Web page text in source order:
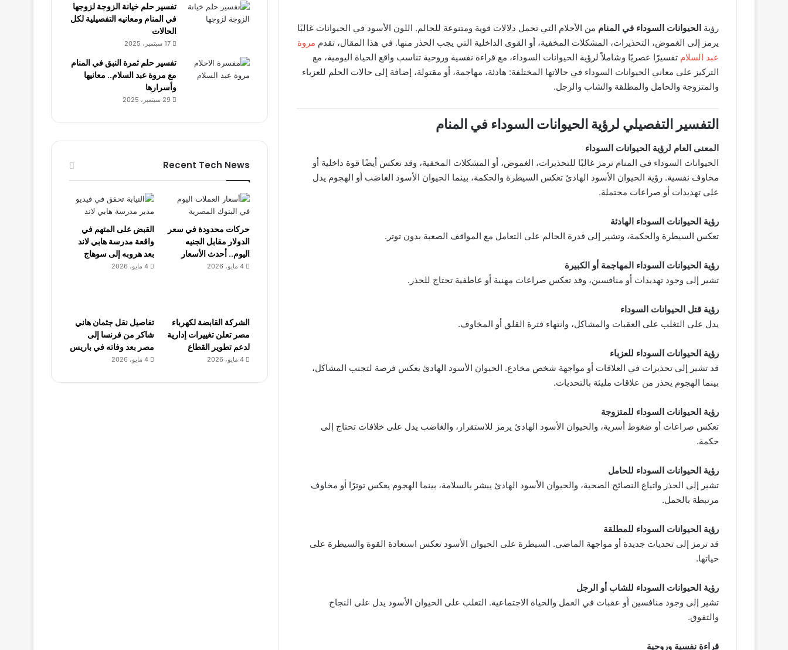
رؤية الحيوانات السوداء في المنام من الأحلام التي تحمل دلالات قوية ومتنوعة للحالم. اللون الأسود في الحيوانات غالبًا
يرمز إلى الغموض، التحذيرات، المشكلات المخفية، أو القوى الداخلية التي يجب الحذر منها. في هذا المقال، تقدم مروة
عبد السلام تفسيرًا عصريًا وشاملاً لرؤية الحيوانات السوداء، مع قراءة نفسية وروحية تناسب واقع الحياة اليومية، مع
التركيز على معاني الحيوانات السوداء في حالاتها المختلفة: هادئة، مهاجمة، أو مقتولة، إضافة إلى حالات الحلم للعزباء
والمتزوجة والحامل والمطلقة والشاب والرجل.
التفسير التفصيلي لرؤية الحيوانات السوداء في المنام
المعنى العام لرؤية الحيوانات السوداء
الحيوانات السوداء في المنام ترمز غالبًا للتحذيرات، الغموض، أو المشكلات المخفية، وقد تعكس أيضًا قوة داخلية أو
مخاوف نفسية. رؤية الحيوان الأسود الهادئ تعكس السيطرة والحكمة، بينما الحيوان الأسود الغاضب أو الهجوم يدل
على تهديدات أو صراعات محتملة.
رؤية الحيوانات السوداء الهادئة
تعكس السيطرة والحكمة، وتشير إلى قدرة الحالم على التعامل مع المواقف الصعبة بدون توتر.
رؤية الحيوانات السوداء المهاجمة أو الكبيرة
تشير إلى وجود تهديدات أو منافسين، وقد تعكس صراعات مهنية أو عاطفية تحتاج للحذر.
رؤية قتل الحيوانات السوداء
يدل على التغلب على العقبات والمشاكل، وانتهاء فترة القلق أو المخاوف.
رؤية الحيوانات السوداء للعزباء
قد تشير إلى تحذيرات في العلاقات أو مواجهة شخص مخادع. الحيوان الأسود الهادئ يعكس فرصة لتجنب المشاكل،
بينما الهجوم يحذر من علاقات مليئة بالتحديات.
رؤية الحيوانات السوداء للمتزوجة
تعكس صراعات أو ضغوط أسرية، والحيوان الأسود الهادئ يرمز للاستقرار، والغاضب يدل على خلافات تحتاج إلى
حكمة.
رؤية الحيوانات السوداء للحامل
تشير إلى الحذر واتباع النصائح الصحية، والحيوان الأسود الهادئ يبشر بالسلامة، بينما الهجوم يعكس توترًا أو مخاوف
مرتبطة بالحمل.
رؤية الحيوانات السوداء للمطلقة
قد ترمز إلى تحديات جديدة أو مواجهة الماضي. السيطرة على الحيوان الأسود تعكس استعادة القوة والسيطرة على
حياتها.
رؤية الحيوانات السوداء للشاب أو الرجل
تشير إلى وجود منافسين أو عقبات في العمل والحياة الاجتماعية. التغلب على الحيوان الأسود يدل على النجاح
والتفوق.
قراءة نفسية وروحية
تفسير حلم خيانة الزوجة لزوجها
في المنام ومعانيه التفصيلية لكل
الحالات
17 سبتمبر، 2025
تفسير حلم ثمرة النبق في المنام
مع مروة عبد السلام.. معانيها
وأسرارها
29 سبتمبر، 2025
Recent Tech News
حركات محدودة في سعر
الدولار مقابل الجنيه
اليوم.. أحدث الأسعار
4 مايو، 2026
القبض على المتهم في
واقعة مدرسة هابي لاند
بعد هروبه إلى سوهاج
4 مايو، 2026
الشركة القابضة لكهرباء
مصر تعلن تغييرات إدارية
لدعم تطوير القطاع
4 مايو، 2026
تفاصيل نقل جثمان هاني
شاكر من فرنسا إلى
مصر بعد وفاته في باريس
4 مايو، 2026